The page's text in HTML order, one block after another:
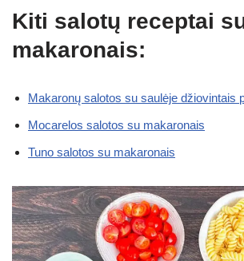
Kiti salotų receptai
makaronais:
Makaronų salotos su saulėje džiovintais
Mocarelos salotos su makaronais
Tuno salotos su makaronais